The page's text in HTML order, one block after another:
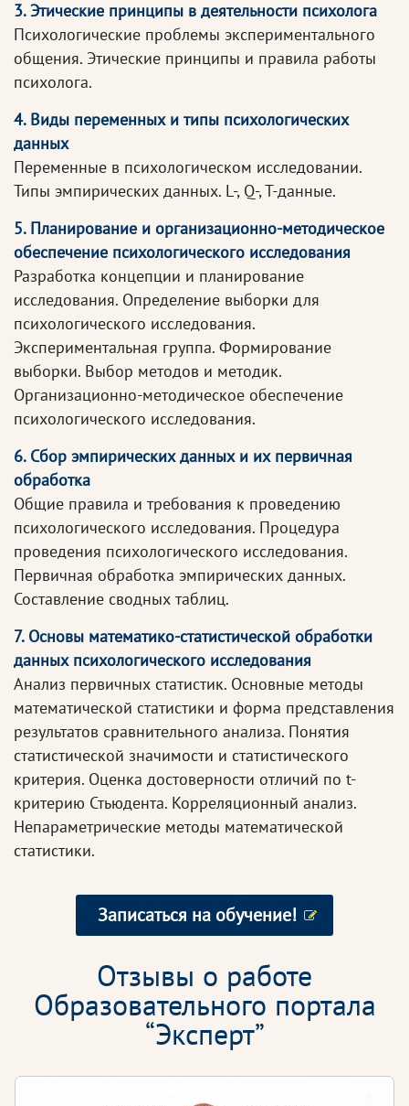
3. Этические принципы в деятельности психолога
Психологические проблемы экспериментального
общения. Этические принципы и правила работы
психолога.
4. Виды переменных и типы психологических
данных
Переменные в психологическом исследовании.
Типы эмпирических данных. L-, Q-, T-данные.
5. Планирование и организационно-методическое
обеспечение психологического исследования
Разработка концепции и планирование
исследования. Определение выборки для
психологического исследования.
Экспериментальная группа. Формирование
выборки. Выбор методов и методик.
Организационно-методическое обеспечение
психологического исследования.
6. Сбор эмпирических данных и их первичная
обработка
Общие правила и требования к проведению
психологического исследования. Процедура
проведения психологического исследования.
Первичная обработка эмпирических данных.
Составление сводных таблиц.
7. Основы математико-статистической обработки
данных психологического исследования
Анализ первичных статистик. Основные методы
математической статистики и форма представления
результатов сравнительного анализа. Понятия
статистической значимости и статистического
критерия. Оценка достоверности отличий по t-
критерию Стьюдента. Корреляционный анализ.
Непараметрические методы математической
статистики.
Записаться на обучение!
Отзывы о работе
Образовательного портала
“Эксперт”